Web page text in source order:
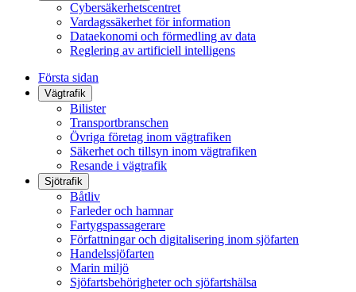
Cybersäkerhetscentret
Vardagssäkerhet för information
Dataekonomi och förmedling av data
Reglering av artificiell intelligens
Första sidan
Vägtrafik
Bilister
Transportbranschen
Övriga företag inom vägtrafiken
Säkerhet och tillsyn inom vägtrafiken
Resande i vägtrafik
Sjötrafik
Båtliv
Farleder och hamnar
Fartygspassagerare
Författningar och digitalisering inom sjöfarten
Handelssjöfarten
Marin miljö
Sjöfartsbehörigheter och sjöfartshälsa